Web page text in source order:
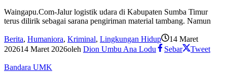
Waingapu.Com-Jalur logistik udara di Kabupaten Sumba Timur
terus dilirik sebagai sarana pengiriman material tambang. Namun
Berita, Humaniora, Kriminal, Lingkungan Hidup
14 Maret
202614 Maret 2026oleh Dion Umbu Ana Lodu Sebar Tweet
Bandara UMK